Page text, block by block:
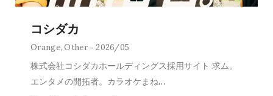
コシダカ
Orange,Other 2026/05
株式会社コシダカホールディングス採用サイト 求ム。
エンタメの開拓者。カラオケまね…